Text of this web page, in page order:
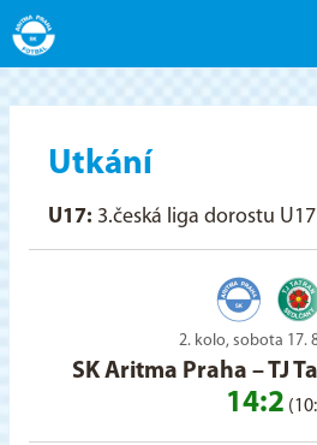
Utkání
U17: 3.česká liga dorostu U17
2. kolo, sobota 17.
SK Aritma Praha –TJ
14:2